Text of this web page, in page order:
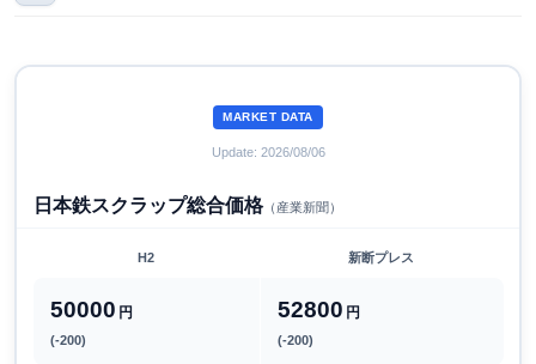
MARKET DATA
Update: 2026/08/06
日本鉄スクラップ総合価格（産業新聞）
H2 新断プレス
50000 円
(-200)
52800 円
(-200)